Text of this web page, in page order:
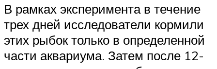
В рамках эксперимента в течение
трех дней исследователи кормили
этих рыбок только в определенной
части аквариума. Затем после 12-